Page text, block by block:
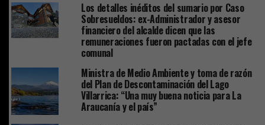
Los detalles inéditos del sumario por Caso
Sobresueldos: ex-Administrador y asesor
financiero del alcalde dicen que las
remuneraciones fueron pactadas con el jefe
comunal
Ministra de Medio Ambiente y toma de razón
del Plan de Descontaminación del Lago
Villarrica: “Una muy buena noticia para La
Araucanía y el país”